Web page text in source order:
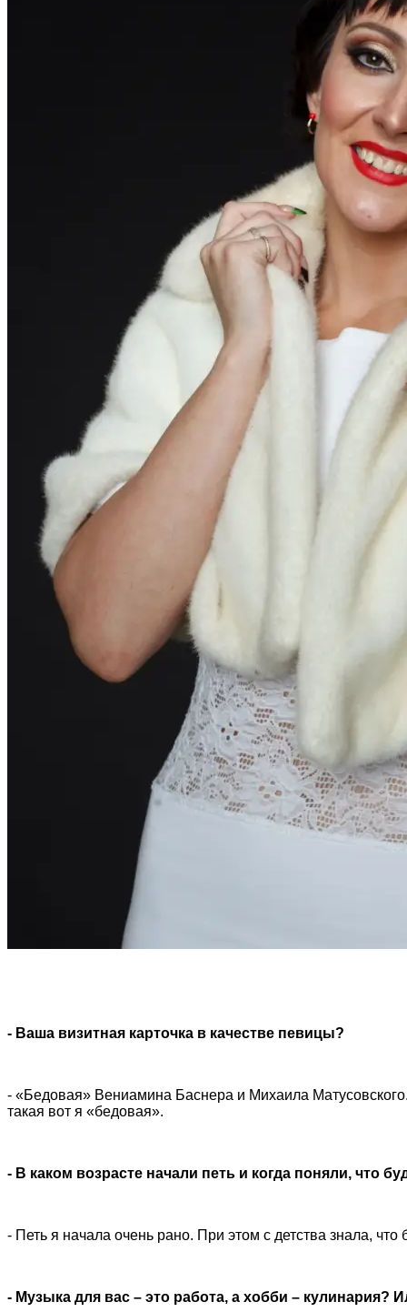
- Ваша визитная карточка в качестве певицы?
- «Бедовая» Вениамина Баснера и Михаила
такая вот я «бедовая».
- В каком возрасте начали петь и когда поняли, что
- Петь я начала очень рано. При этом с детства знала,
- Музыка для вас – это работа, а хобби – кулинария?